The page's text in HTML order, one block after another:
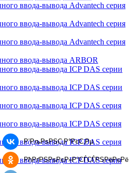
ввода-вывода Advantech серия
ввода-вывода Advantech серия
ввода-вывода Advantech серия
ввода-вывода ARBOR
ввода-вывода ICP DAS серии
ввода-вывода ICP DAS серии
ввода-вывода ICP DAS серия
ввода-вывода ICP DAS серия
ввода-вывода ICP DAS серия
ввода-вывода ICP DAS серия
Р’РљРѕРЅС‚Р°РєС‚Рµ
РћРґРЅРѕРєР»Р°СЃСЃРЅРёРєРё